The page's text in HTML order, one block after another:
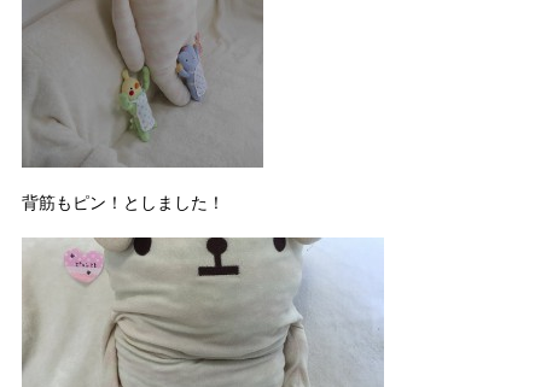
背筋もピン！としました！